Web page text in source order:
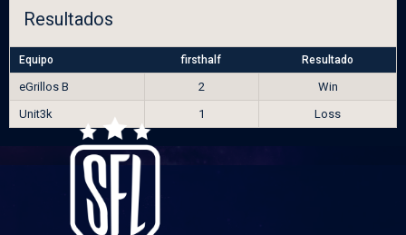
Resultados
Equipo firsthalf Resultado
eGrillos B 2
Win
Unit3k
1 Loss